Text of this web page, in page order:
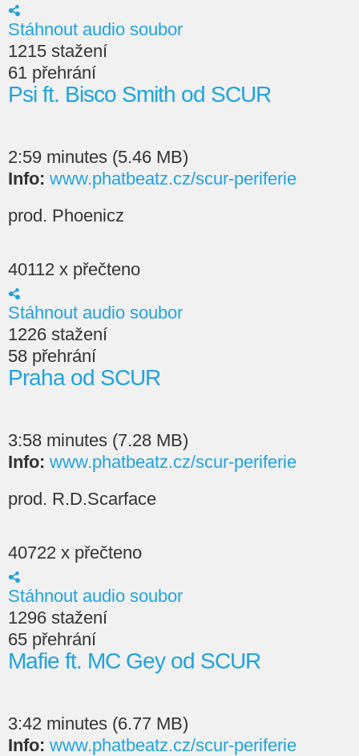
Stáhnout audio soubor
1215 stažení
61 přehrání
Psi ft. Bisco Smith od SCUR
2:59 minutes (5.46 MB)
Info: www.phatbeatz.cz/scur-periferie
prod. Phoenicz
40112 x přečteno
Stáhnout audio soubor
1226 stažení
58 přehrání
Praha od SCUR
3:58 minutes (7.28 MB)
Info: www.phatbeatz.cz/scur-periferie
prod. R.D.Scarface
40722 x přečteno
Stáhnout audio soubor
1296 stažení
65 přehrání
Mafie ft. MC Gey od SCUR
3:42 minutes (6.77 MB)
Info: www.phatbeatz.cz/scur-periferie